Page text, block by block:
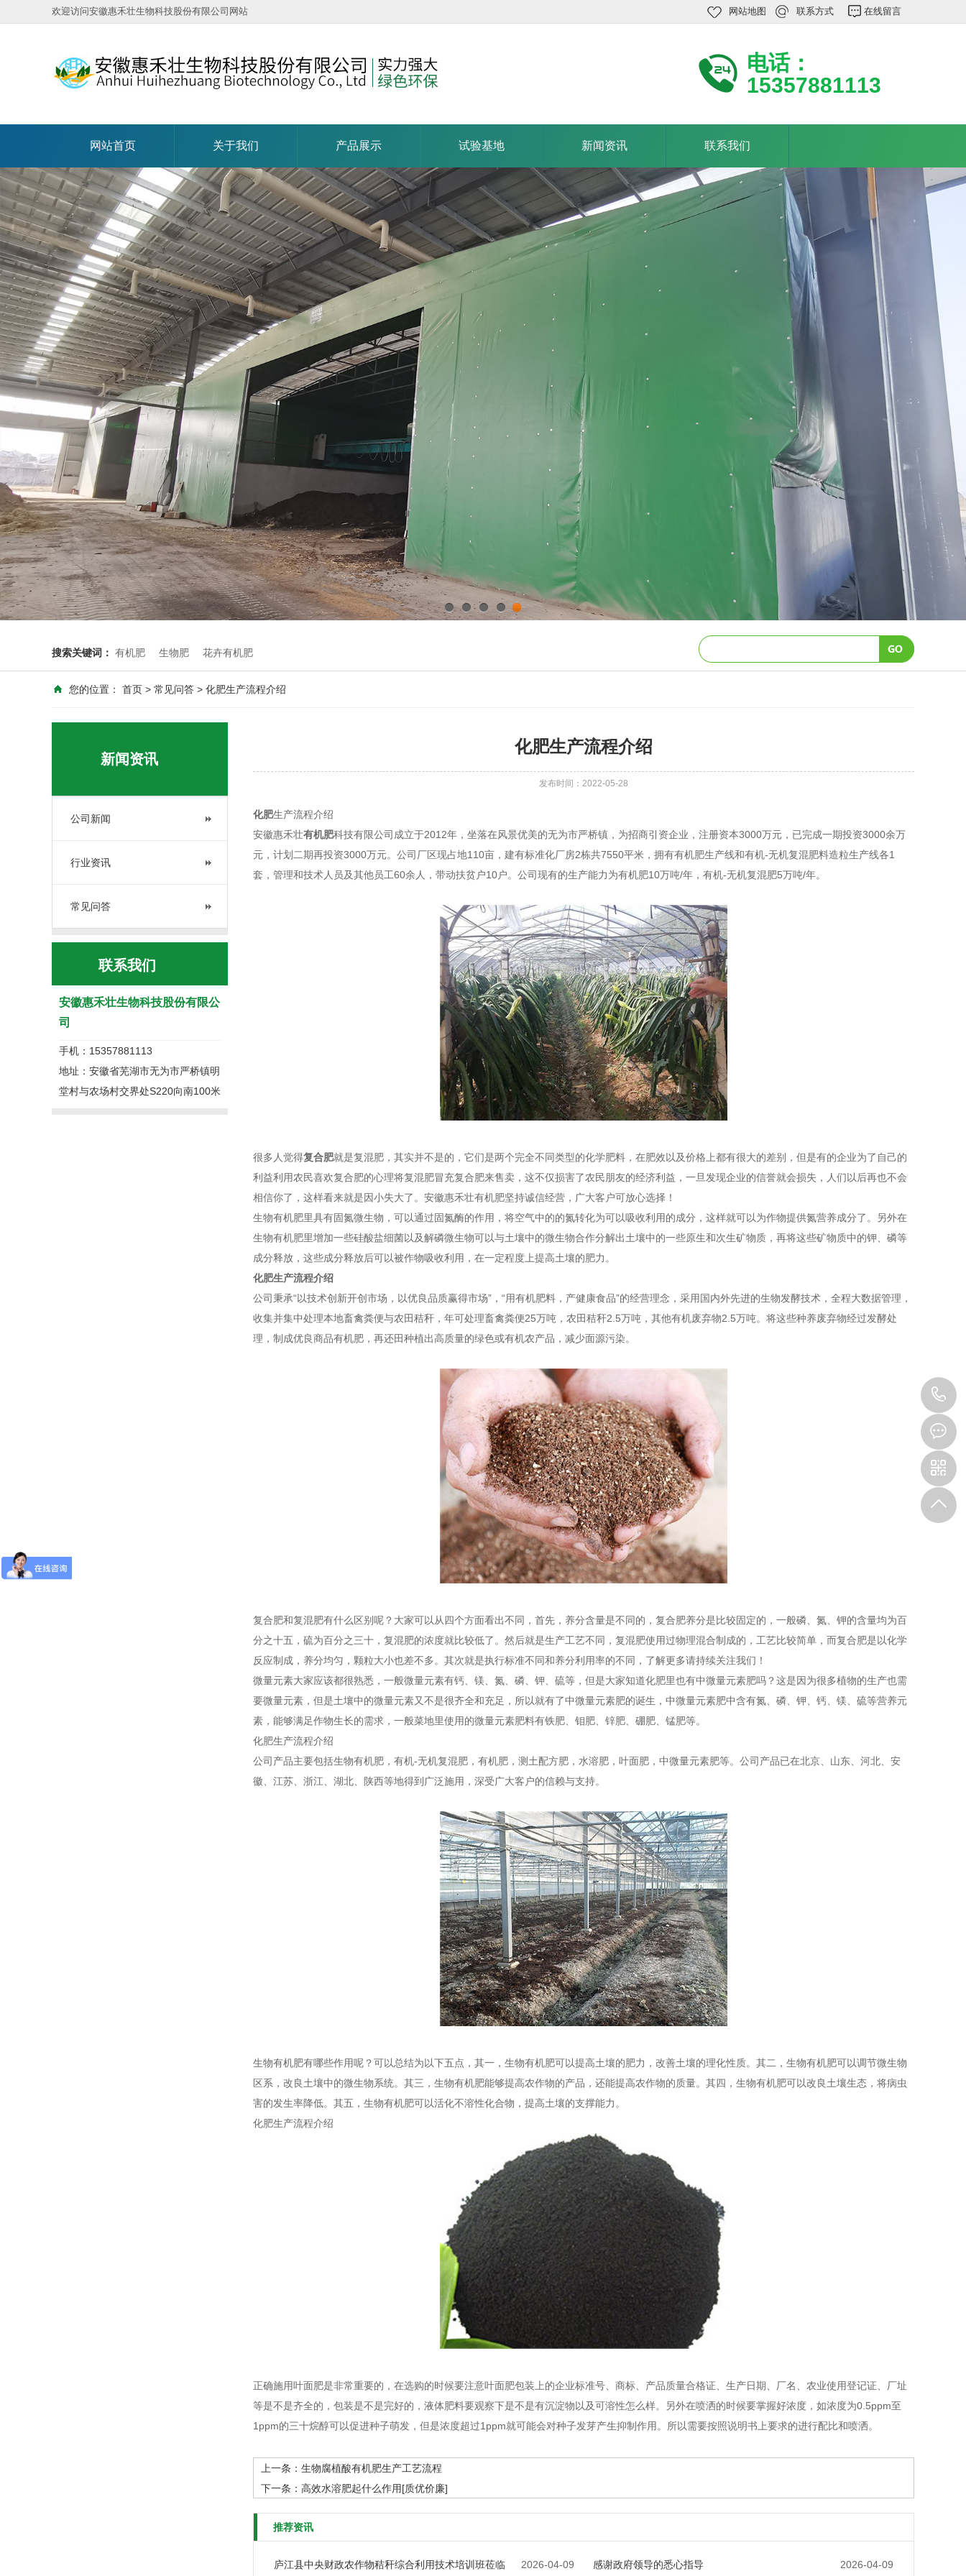
欢迎访问安徽惠禾壮生物科技股份有限公司网站 网站地图 联系方式 在线留言
电话：
15357881113
网站首页 关于我们 产品展示 试验基地 新闻资讯 联系我们
1 2 4 5
搜索关键词： 有机肥 生物肥 花卉有机肥
您的位置： 首页 > 常见问答 > 化肥生产流程介绍
新闻资讯
公司新闻
行业资讯
常见问答
联系我们
安徽惠禾壮生物科技股份有限公
司
手机：15357881113
地址：安徽省芜湖市无为市严桥镇明
堂村与农场村交界处S220向南100米
化肥生产流程介绍
发布时间：2022-05-28
化肥生产流程介绍
安徽惠禾壮有机肥科技有限公司成立于2012年，坐落在风景优美的无为市严桥镇，为招商引资企业，注册资本3000万元，已完成一期投资3000余万
元，计划二期再投资3000万元。公司厂区现占地110亩，建有标准化厂房2栋共7550平米，拥有有机肥生产线和有机-无机复混肥料造粒生产线各1
套，管理和技术人员及其他员工60余人，带动扶贫户10户。公司现有的生产能力为有机肥10万吨/年，有机-无机复混肥5万吨/年。
很多人觉得复合肥就是复混肥，其实并不是的，它们是两个完全不同类型的化学肥料，在肥效以及价格上都有很大的差别，但是有的企业为了自己的
利益利用农民喜欢复合肥的心理将复混肥冒充复合肥来售卖，这不仅损害了农民朋友的经济利益，一旦发现企业的信誉就会损失，人们以后再也不会
相信你了，这样看来就是因小失大了。安徽惠禾壮有机肥坚持诚信经营，广大客户可放心选择！
生物有机肥里具有固氮微生物，可以通过固氮酶的作用，将空气中的的氮转化为可以吸收利用的成分，这样就可以为作物提供氮营养成分了。另外在
生物有机肥里增加一些硅酸盐细菌以及解磷微生物可以与土壤中的微生物合作分解出土壤中的一些原生和次生矿物质，再将这些矿物质中的钾、磷等
成分释放，这些成分释放后可以被作物吸收利用，在一定程度上提高土壤的肥力。
化肥生产流程介绍
公司秉承“以技术创新开创市场，以优良品质赢得市场”，“用有机肥料，产健康食品”的经营理念，采用国内外先进的生物发酵技术，全程大数据管理，
收集并集中处理本地畜禽粪便与农田秸秆，年可处理畜禽粪便25万吨，农田秸秆2.5万吨，其他有机废弃物2.5万吨。将这些种养废弃物经过发酵处
理，制成优良商品有机肥，再还田种植出高质量的绿色或有机农产品，减少面源污染。
复合肥和复混肥有什么区别呢？大家可以从四个方面看出不同，首先，养分含量是不同的，复合肥养分是比较固定的，一般磷、氮、钾的含量均为百
分之十五，硫为百分之三十，复混肥的浓度就比较低了。然后就是生产工艺不同，复混肥使用过物理混合制成的，工艺比较简单，而复合肥是以化学
反应制成，养分均匀，颗粒大小也差不多。其次就是执行标准不同和养分利用率的不同，了解更多请持续关注我们！
微量元素大家应该都很熟悉，一般微量元素有钙、镁、氮、磷、钾、硫等，但是大家知道化肥里也有中微量元素肥吗？这是因为很多植物的生产也需
要微量元素，但是土壤中的微量元素又不是很齐全和充足，所以就有了中微量元素肥的诞生，中微量元素肥中含有氮、磷、钾、钙、镁、硫等营养元
素，能够满足作物生长的需求，一般菜地里使用的微量元素肥料有铁肥、钼肥、锌肥、硼肥、锰肥等。
化肥生产流程介绍
公司产品主要包括生物有机肥，有机-无机复混肥，有机肥，测土配方肥，水溶肥，叶面肥，中微量元素肥等。公司产品已在北京、山东、河北、安
徽、江苏、浙江、湖北、陕西等地得到广泛施用，深受广大客户的信赖与支持。
生物有机肥有哪些作用呢？可以总结为以下五点，其一，生物有机肥可以提高土壤的肥力，改善土壤的理化性质。其二，生物有机肥可以调节微生物
区系，改良土壤中的微生物系统。其三，生物有机肥能够提高农作物的产品，还能提高农作物的质量。其四，生物有机肥可以改良土壤生态，将病虫
害的发生率降低。其五，生物有机肥可以活化不溶性化合物，提高土壤的支撑能力。
化肥生产流程介绍
正确施用叶面肥是非常重要的，在选购的时候要注意叶面肥包装上的企业标准号、商标、产品质量合格证、生产日期、厂名、农业使用登记证、厂址
等是不是齐全的，包装是不是完好的，液体肥料要观察下是不是有沉淀物以及可溶性怎么样。另外在喷洒的时候要掌握好浓度，如浓度为0.5ppm至
1ppm的三十烷醇可以促进种子萌发，但是浓度超过1ppm就可能会对种子发芽产生抑制作用。所以需要按照说明书上要求的进行配比和喷洒。
上一条： 生物腐植酸有机肥生产工艺流程
下一条： 高效水溶肥起什么作用[质优价廉]
推荐资讯
2026-04-09
庐江县中央财政农作物秸秆综合利用技术培训班莅临 2026-04-09
感谢政府领导的悉心指导